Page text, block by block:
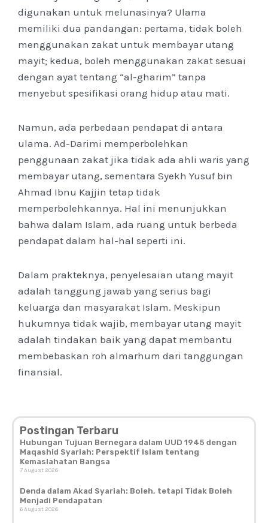
digunakan untuk melunasinya? Ulama
memiliki dua pandangan: pertama, tidak boleh
menggunakan zakat untuk membayar utang
mayit; kedua, boleh menggunakan zakat sesuai
dengan ayat tentang “al-gharim” tanpa
menyebut spesifikasi orang hidup atau mati.
Namun, ada perbedaan pendapat di antara
ulama. Ad-Darimi memperbolehkan
penggunaan zakat jika tidak ada ahli waris yang
membayar utang, sementara Syekh Yusuf bin
Ahmad Ibnu Kajjin tetap tidak
memperbolehkannya. Hal ini menunjukkan
bahwa dalam Islam, ada ruang untuk berbeda
pendapat dalam hal-hal seperti ini.
Dalam prakteknya, penyelesaian utang mayit
adalah tanggung jawab yang serius bagi
keluarga dan masyarakat Islam. Meskipun
hukumnya tidak wajib, membayar utang mayit
adalah tindakan baik yang dapat membantu
membebaskan roh almarhum dari tanggungan
finansial.
Postingan Terbaru
Hubungan Tujuan Bernegara dalam UUD 1945 dengan
Maqashid Syariah: Perspektif Islam tentang
Kemaslahatan Bangsa
7 August 2026
Denda dalam Akad Syariah: Boleh, tetapi Tidak Boleh
Menjadi Pendapatan
6 August 2026